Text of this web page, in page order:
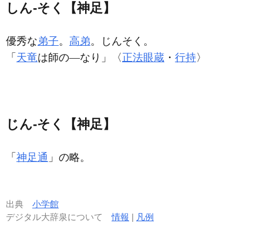
しん‐そく【神足】
優秀な弟子。 高弟。じんそく。
「 天竜は師の―なり」〈 正法眼蔵 ・ 行持〉
じん‐そく【神足】
「 神足通 」の略。
出典 小学館
デジタル大辞泉について情報 | 凡例